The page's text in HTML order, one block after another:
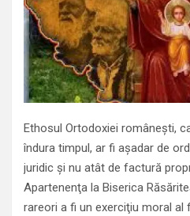
Ethosul Ortodoxiei româneşti,
îndura timpul, ar fi aşadar de
juridic şi nu atât de factură
Apartenenţa la Biserica
rareori a fi un exerciţiu moral al